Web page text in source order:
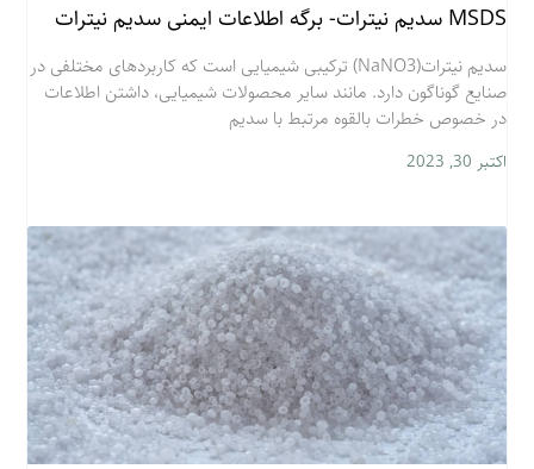
MSDS سدیم نیترات- برگه اطلاعات ایمنی سدیم نیترات
سدیم نیترات(NaNO3) ترکیبی شیمیایی است که کاربردهای مختلفی در
صنایع گوناگون دارد. مانند سایر محصولات شیمیایی، داشتن اطلاعات
در خصوص خطرات بالقوه مرتبط با سدیم
اکتبر 30, 2023